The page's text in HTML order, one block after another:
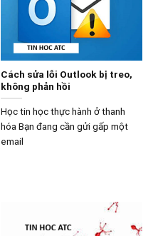
Cách sửa lỗi Outlook bị treo,
không phản hồi
Học tin học thực hành ở thanh
hóa Bạn đang cần gửi gấp một
email